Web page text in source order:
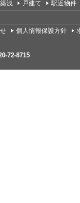
浅 戸建て
駅近物件
個人情報保護方針
72-8715